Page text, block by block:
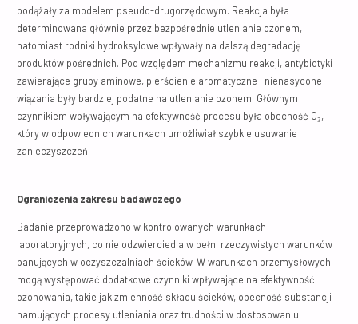
podążały za modelem pseudo-drugorzędowym. Reakcja była
determinowana głównie przez bezpośrednie utlenianie ozonem,
natomiast rodniki hydroksylowe wpływały na dalszą degradację
produktów pośrednich. Pod względem mechanizmu reakcji, antybiotyki
zawierające grupy aminowe, pierścienie aromatyczne i nienasycone
wiązania były bardziej podatne na utlenianie ozonem. Głównym
czynnikiem wpływającym na efektywność procesu była obecność O₃,
który w odpowiednich warunkach umożliwiał szybkie usuwanie
zanieczyszczeń.
Ograniczenia zakresu badawczego
Badanie przeprowadzono w kontrolowanych warunkach
laboratoryjnych, co nie odzwierciedla w pełni rzeczywistych warunków
panujących w oczyszczalniach ścieków. W warunkach przemysłowych
mogą występować dodatkowe czynniki wpływające na efektywność
ozonowania, takie jak zmienność składu ścieków, obecność substancji
hamujących procesy utleniania oraz trudności w dostosowaniu